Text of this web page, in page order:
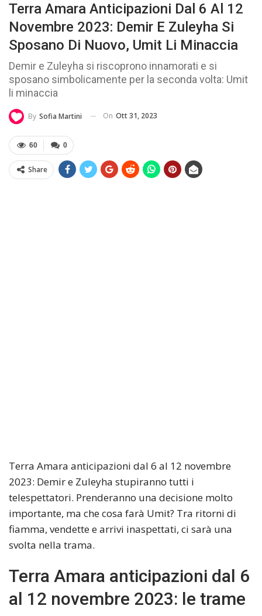
Terra Amara Anticipazioni Dal 6 Al 12
Novembre 2023: Demir E Zuleyha Si
Sposano Di Nuovo, Umit Li Minaccia
Demir e Zuleyha si riscoprono innamorati e si
sposano simbolicamente per la seconda volta: Umit
li minaccia
By Sofia Martini On Ott 31, 2023
0
60
Share
Terra Amara anticipazioni dal 6 al 12 novembre
2023: Demir e Zuleyha stupiranno tutti i
telespettatori. Prenderanno una decisione molto
importante, ma che cosa farà Umit? Tra ritorni di
fiamma, vendette e arrivi inaspettati, ci sarà una
svolta nella trama.
Terra Amara anticipazioni dal 6
al 12 novembre 2023: le trame